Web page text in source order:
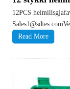
12PCS
Read More